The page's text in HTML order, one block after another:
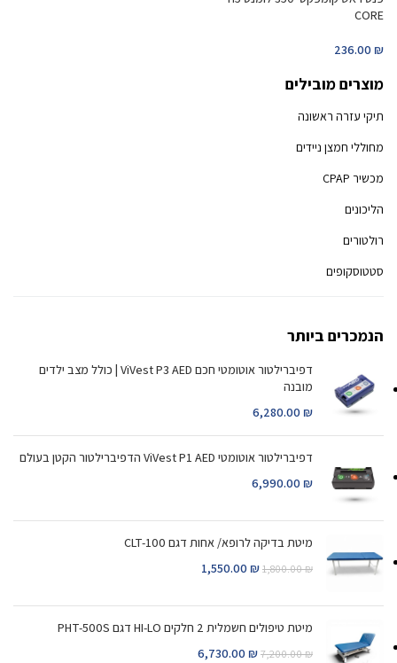
מוצרים מובילים
תיקי עזרה ראשונה
מחוללי חמצן ניידים
מכשיר CPAP
הליכונים
רולטורים
סטטוסקופים
הנמכרים ביותר
דפיברילטור אוטומטי חכם ViVest P3 AED | כולל מצב ילדים
מובנה
6,280.00 ₪
דפיברילטור אוטומטי ViVest P1 AED הדפיברילטור הקטן בעולם
6,990.00 ₪
מיטת בדיקה לרופא/ אחות דגם CLT-100
1,800.00₪
1,550.00 ₪
מיטת טיפולים חשמלית 2 חלקים HI-LO דגם PHT-500S
7,200.00₪
6,730.00 ₪
CORE
236.00 ₪